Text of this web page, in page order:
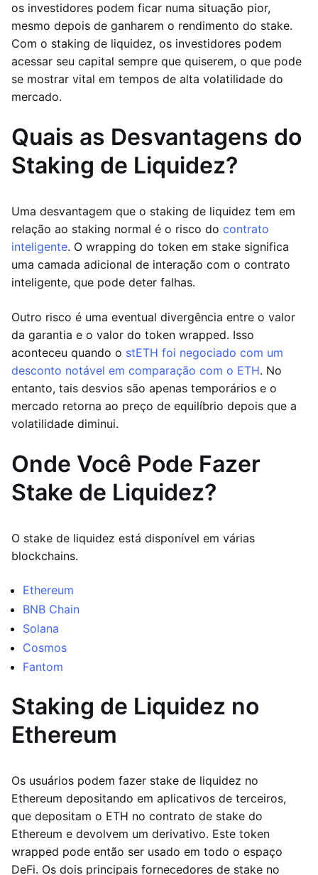
os investidores podem ficar numa situação pior,
mesmo depois de ganharem o rendimento do stake.
Com o staking de liquidez, os investidores podem
acessar seu capital sempre que quiserem, o que pode
se mostrar vital em tempos de alta volatilidade do
mercado.
Quais as Desvantagens do
Staking de Liquidez?
Uma desvantagem que o staking de liquidez tem em
relação ao staking normal é o risco do contrato
inteligente. O wrapping do token em stake significa
uma camada adicional de interação com o contrato
inteligente, que pode deter falhas.
Outro risco é uma eventual divergência entre o valor
da garantia e o valor do token wrapped. Isso
aconteceu quando o stETH foi negociado com um
desconto notável em comparação com o ETH. No
entanto, tais desvios são apenas temporários e o
mercado retorna ao preço de equilíbrio depois que a
volatilidade diminui.
Onde Você Pode Fazer
Stake de Liquidez?
O stake de liquidez está disponível em várias
blockchains.
Ethereum
BNB Chain
Solana
Cosmos
Fantom
Staking de Liquidez no
Ethereum
Os usuários podem fazer stake de liquidez no
Ethereum depositando em aplicativos de terceiros,
que depositam o ETH no contrato de stake do
Ethereum e devolvem um derivativo. Este token
wrapped pode então ser usado em todo o espaço
DeFi. Os dois principais fornecedores de stake no